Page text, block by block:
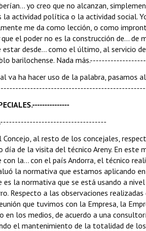
yo creo que no alcanzan,
actividad política o la actividad social.
me da como lección, o como
el poder no es la construcción de... de
desde... como el último, al servicio
barilochense. Nada
va ha hacer uso de la palabra, pasamos
al resto de los concejales,
de la visita del técnico Areny. En este
la... con el país Andorra, el técnico
la normativa que estamos aplicando
la normativa que se está usando a
Respecto a las observaciones
que tuvimos con la Empresa, la
los medios, de acuerdo a una
el mantenimiento de la totalidad de